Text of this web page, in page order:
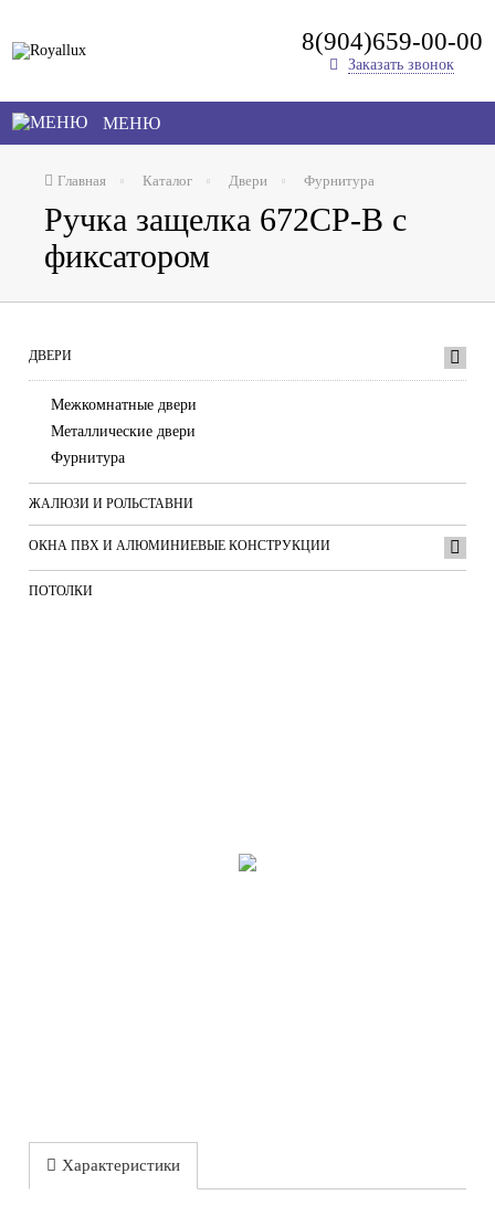
8(904)659-00-00
Заказать звонок
МЕНЮ
Главная Каталог Двери Фурнитура
Ручка защелка 672CP-B с
фиксатором
ДВЕРИ
Межкомнатные двери
Металлические двери
Фурнитура
ЖАЛЮЗИ И РОЛЬСТАВНИ
ОКНА ПВХ И АЛЮМИНИЕВЫЕ КОНСТРУКЦИИ
ПОТОЛКИ
Характеристики